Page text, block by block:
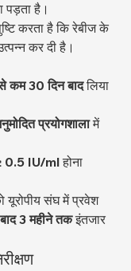
पड़ता है।
करता है कि रेबीज के
कर दी है।
कम 30 दिन बाद लिया
प्रयोगशाला में
0.5 IU/ml होना
यूरोपीय संघ में प्रवेश
3 महीने तक इंतजार